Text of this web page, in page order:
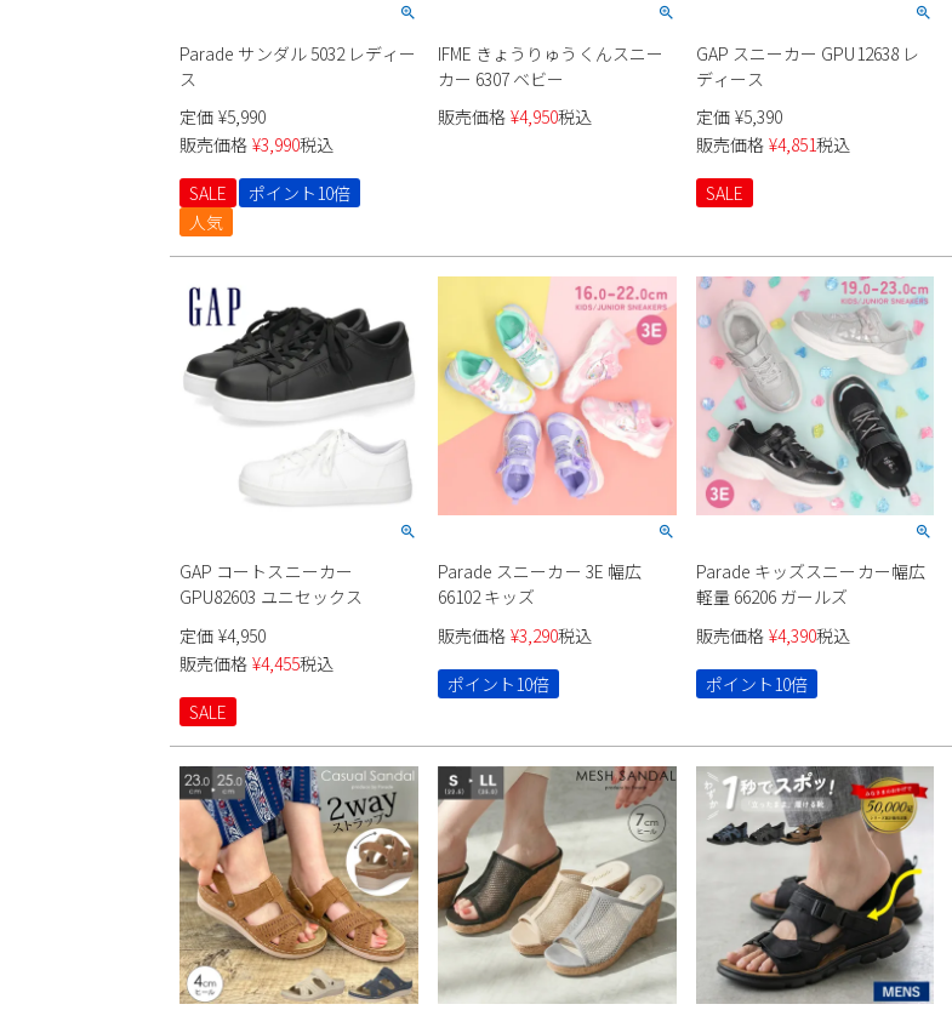
Parade サンダル 5032 レディー
ス
定価 ¥5,990
販売価格 ¥3,990税込
SALE
ポイント10倍
人気
IFME きょうりゅうくんスニー
カー 6307 ベビー
販売価格 ¥4,950税込
GAP スニーカー GPU12638 レ
ディース
定価 ¥5,390
販売価格 ¥4,851税込
SALE
GAP コートスニーカー
GPU82603 ユニセックス
定価 ¥4,950
販売価格 ¥4,455税込
SALE
Parade スニーカー 3E 幅広
66102 キッズ
販売価格 ¥3,290税込
ポイント10倍
Parade キッズスニーカー幅広
軽量 66206 ガールズ
販売価格 ¥4,390税込
ポイント10倍